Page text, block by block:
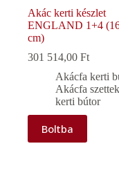
Akác kerti készlet
ENGLAND 1+4
cm)
301 514,00 Ft
Akácfa kerti
Akácfa szettek
kerti bútor
Boltba